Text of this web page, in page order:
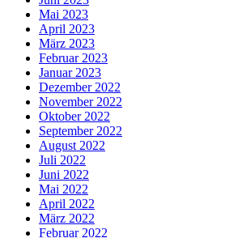
Mai 2023
April 2023
März 2023
Februar 2023
Januar 2023
Dezember 2022
November 2022
Oktober 2022
September 2022
August 2022
Juli 2022
Juni 2022
Mai 2022
April 2022
März 2022
Februar 2022